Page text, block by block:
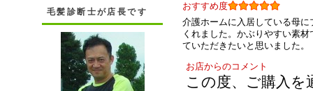
毛髪診断士が店長です
おすすめ度
介護ホームに入居している母
くれました。かぶりやすい素
ていただきたいと思いました。
お店からのコメント
この度、ご購入